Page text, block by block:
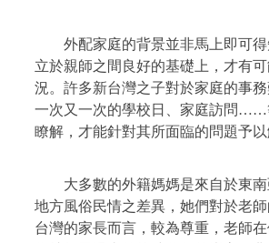
外配家庭的背景並非馬上即可
立於親師之間良好的基礎上，才有
況。許多新台灣之子對於家庭的事
一次又一次的學校日、家庭訪問……
瞭解，才能針對其所面臨的問題予以
大多數的外籍媽媽是來自於東
地方風俗民情之差異，她們對於老
台灣的家長而言，較為尊重，老師